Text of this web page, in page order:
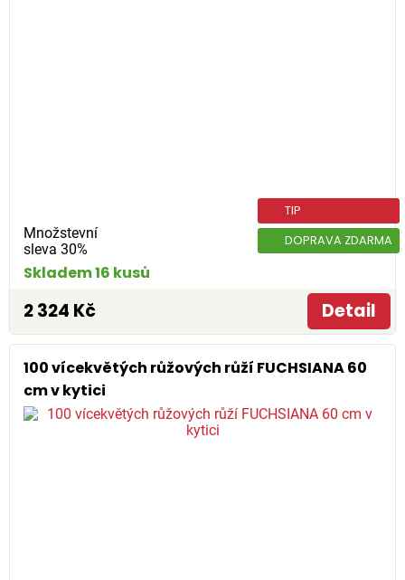
Množstevní
sleva 30%
TIP
DOPRAVA ZDARMA
Skladem 16 kusů
2 324 Kč Detail
100 vícekvětých růžových růží FUCHSIANA 60
cm v kytici